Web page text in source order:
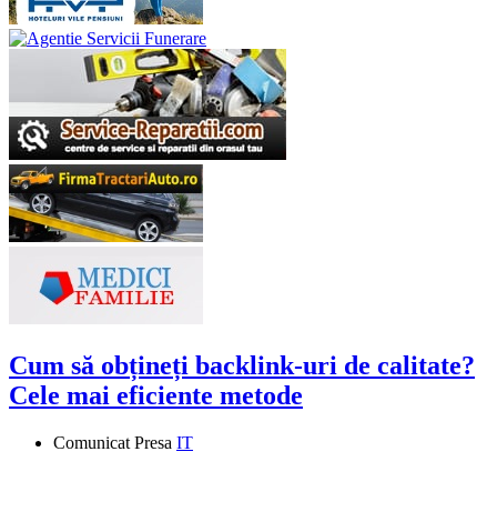
Cum să obțineți backlink-uri de calitate?
Cele mai eficiente metode
Comunicat Presa IT